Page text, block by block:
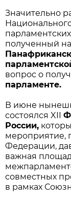
Значительно
полученный
вопрос о
парламенте.
В июне
состоялся XII
России,
мероприятие,
Федерации,
важная
совместных
в рамках